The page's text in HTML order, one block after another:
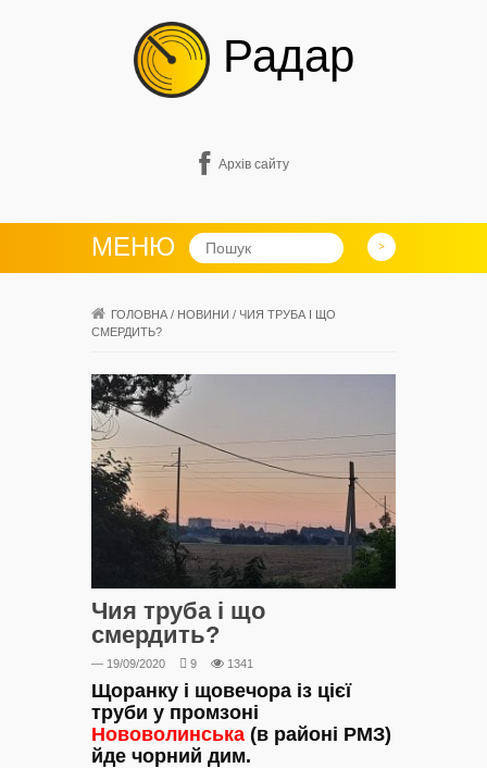
Радар
Архів сайту
МЕНЮ
ГОЛОВНА / НОВИНИ / ЧИЯ ТРУБА І ЩО
СМЕРДИТЬ?
Чия труба і що
смердить?
— 19/09/2020 9 1341
Щоранку і щовечора із цієї
труби у промзоні
Нововолинська (в районі РМЗ)
йде чорний дим.